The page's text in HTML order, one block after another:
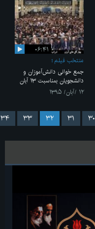
۰۶:۴۱
منتخب فیلم
جمع خوانی دانش‌آموزان و
دانشجویان بمناسبت ۱۳ آبان
۱۲ /آبان/ ۱۳۹۵
۳۰ ۳۱ ۳۲ ۳۳ ۳۴